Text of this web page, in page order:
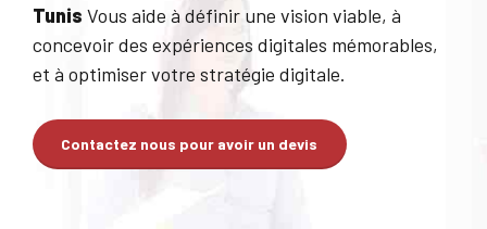
Tunis Vous aide à définir une vision viable, à
concevoir des expériences digitales mémorables,
et à optimiser votre stratégie digitale.
Contactez nous pour avoir un devis